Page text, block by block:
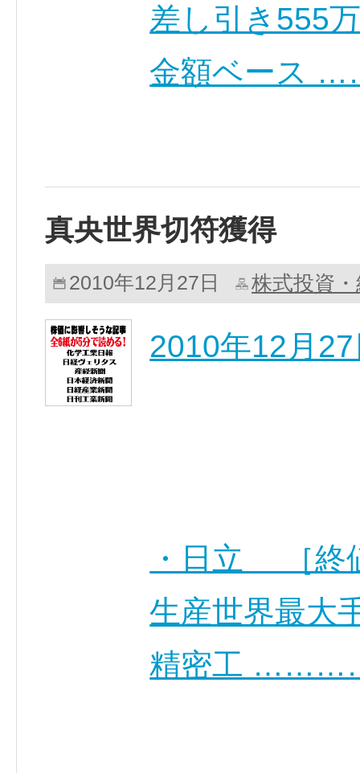
差し引き555
金額ベース
真央世界切符獲得
2010年12月27日 株式投資
2010年12月
・日立 ［終
生産世界最大
精密工